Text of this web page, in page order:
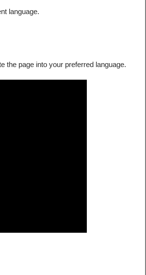
language.
the page into your preferred language.